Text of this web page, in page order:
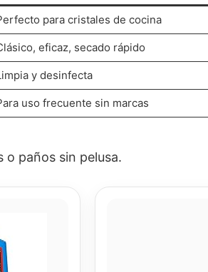
para cristales de cocina
eficaz, secado rápido
y desinfecta
uso frecuente sin marcas
o paños sin pelusa.